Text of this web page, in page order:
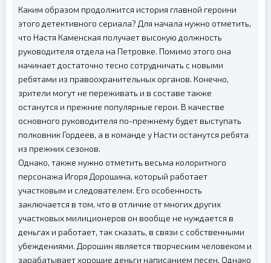
Каким образом продолжится история главной героини
этого детективного сериала? Для начала нужно отметить,
что Настя Каменская получает высокую должность
руководителя отдела на Петровке. Помимо этого она
начинает достаточно тесно сотрудничать с новыми
ребятами из правоохранительных органов. Конечно,
зрители могут не переживать и в составе также
останутся и прежние популярные герои. В качестве
основного руководителя по-прежнему будет выступать
полковник Гордеев, а в команде у Насти останутся ребята
из прежних сезонов.
Однако, также нужно отметить весьма колоритного
персонажа Игоря Дорошина, который работает
участковым и следователем. Его особенность
заключается в том, что в отличие от многих других
участковых милиционеров он вообще не нуждается в
деньгах и работает, так сказать, в связи с собственными
убеждениями. Дорошин является творческим человеком и
зарабатывает хорошие деньги написанием песен. Однако